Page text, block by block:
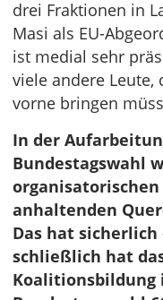
drei Fraktionen in
Masi als EU-
ist medial sehr
viele andere
vorne bringen
In der
Bundestagswahl
anhaltenden
Das hat
schließlich hat
Koalitionsbildung